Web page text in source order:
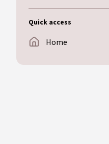
Quick access
Home